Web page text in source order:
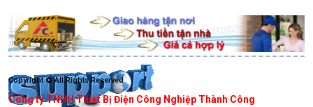
Copyright © All Rights Reserved
Công ty TNHH Thiết Bị Điện Công Nghiệp Thành Công